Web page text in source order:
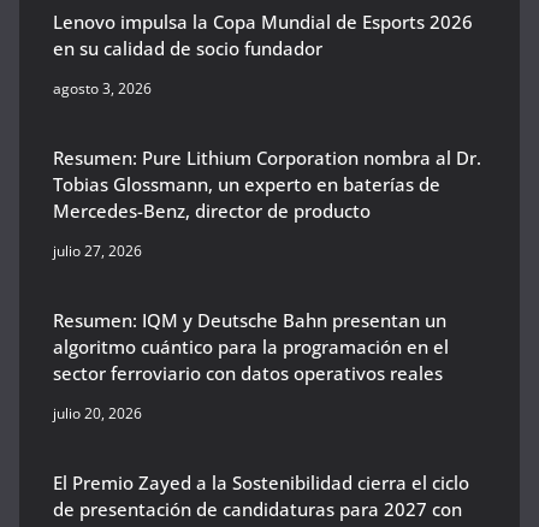
Lenovo impulsa la Copa Mundial de Esports 2026
en su calidad de socio fundador
agosto 3, 2026
Resumen: Pure Lithium Corporation nombra al Dr.
Tobias Glossmann, un experto en baterías de
Mercedes-Benz, director de producto
julio 27, 2026
Resumen: IQM y Deutsche Bahn presentan un
algoritmo cuántico para la programación en el
sector ferroviario con datos operativos reales
julio 20, 2026
El Premio Zayed a la Sostenibilidad cierra el ciclo
de presentación de candidaturas para 2027 con